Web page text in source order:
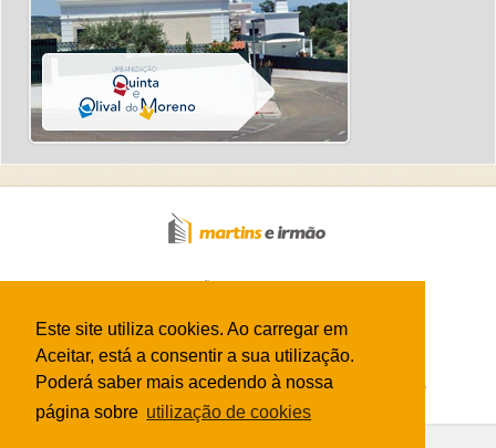
Este site utiliza cookies. Ao carregar em
Aceitar, está a consentir a sua utilização.
Poderá saber mais acedendo à nossa
página sobre utilização de cookies
2026 Martins e Irmão, Lda - Todos os direitos reservados.
Visitantes
Newsletter
Temos livro de reclamações eletrónico
livroreclamacoes.pt